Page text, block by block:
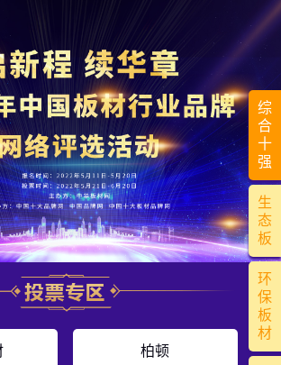
综
合
十
强
生
态
板
环
保
板
材
柏顿